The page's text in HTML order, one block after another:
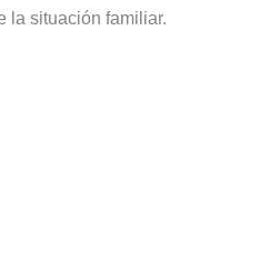
la situación familiar.